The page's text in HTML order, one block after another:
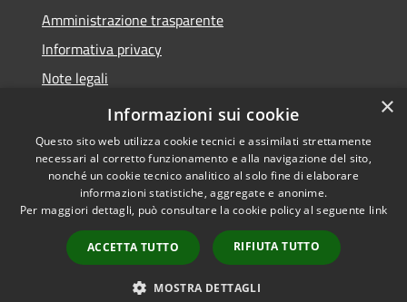
Amministrazione trasparente
Informativa privacy
Note legali
Dichiarazione di accessibilità
Accessibilità
Copyright © 2026 • Comune di
Carovigno • Powered by
Municipium•
Accesso
redazione
×
Informazioni sui cookie
Questo sito web utilizza cookie tecnici e assimilati strettamente
necessari al corretto funzionamento e alla navigazione del sito,
nonché un cookie tecnico analitico al solo fine di elaborare
informazioni statistiche, aggregate e anonime.
Per maggiori dettagli, può consultare la cookie policy al seguente link
ACCETTA TUTTO RIFIUTA TUTTO
MOSTRA DETTAGLI